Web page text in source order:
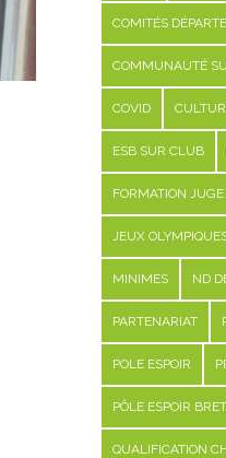
COMITÉS
COMMUNAUTÉ
COVID
ESB SUR CLUB
FORMATION JUGE
JEUX
MINIMES ND
PARTENARIAT
POLE ESPOIR
PÔLE ESPOIR
QUALIFICATION